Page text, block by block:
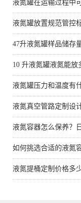
液氮罐在运输过程中
液氮罐放置规范管控
47升液氮罐样品储存
10 升液氮罐液氮能
液氮罐压力和温度有
液氮真空管路定制设
液氮容器怎么保养？
如何挑选合适的液氮
液氮提桶定制价格多